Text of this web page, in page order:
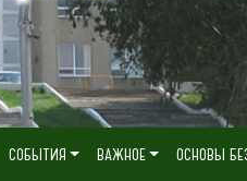
СОБЫТИЯ ВАЖНОЕ ОСНОВЫ